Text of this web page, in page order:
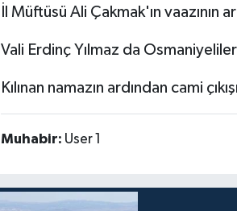
İl Müftüsü Ali Çakmak'ın vaazının
Vali Erdinç Yılmaz da
Kılınan namazın ardından cami
Muhabir: User 1